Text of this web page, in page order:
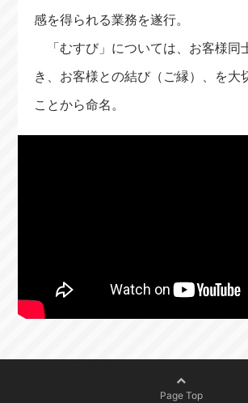
感を得られる業務を遂行。
「むすび」については、お客様同
き、お客様との結び（ご縁）、を大
ことから命名。
Page Top